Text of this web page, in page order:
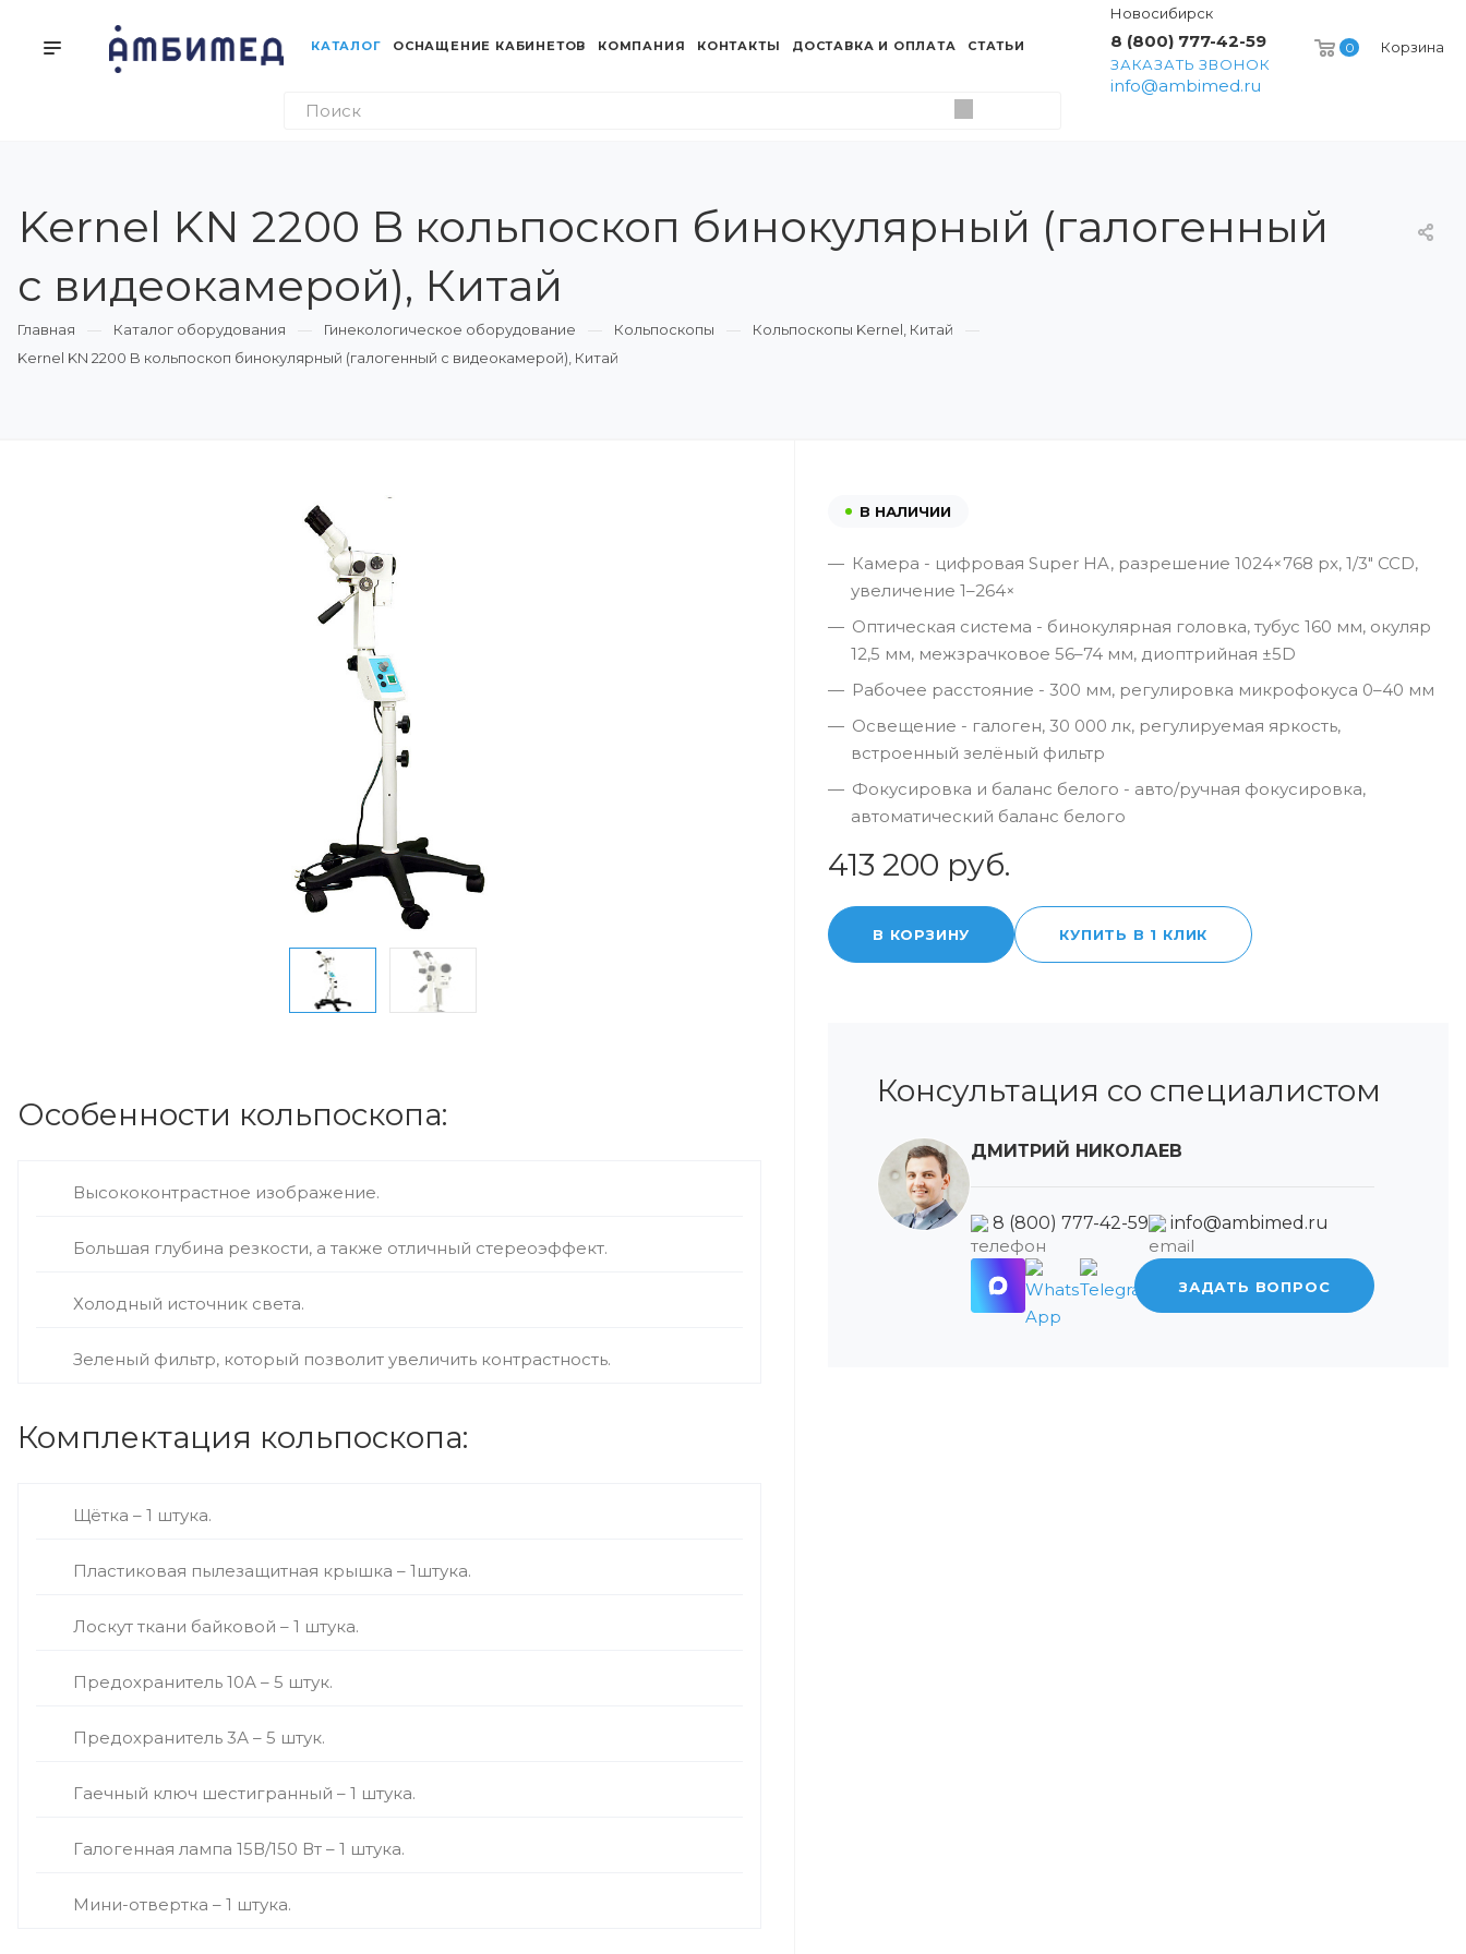
0 Корзина
Новосибирск
8 (800) 777-42-59
ЗАКАЗАТЬ ЗВОНОК
info@ambimed.ru
КАТАЛОГ ОСНАЩЕНИЕ КАБИНЕТОВ КОМПАНИЯ КОНТАКТЫ ДОСТАВКА И ОПЛАТА СТАТЬИ
Kernel KN 2200 B кольпоскоп бинокулярный (галогенный
с видеокамерой), Китай
Главная Каталог оборудования Гинекологическое оборудование Кольпоскопы
Кольпоскопы Kernel, Китай
Kernel KN 2200 B кольпоскоп бинокулярный (галогенный с видеокамерой), Китай
В НАЛИЧИИ
Камера - цифровая Super HA, разрешение 1024×768 px, 1/3" CCD,
увеличение 1–264×
Оптическая система - бинокулярная головка, тубус 160 мм, окуляр
12,5 мм, межзрачковое 56–74 мм, диоптрийная ±5D
Рабочее расстояние - 300 мм, регулировка микрофокуса 0–40 мм
Освещение - галоген, 30 000 лк, регулируемая яркость,
встроенный зелёный фильтр
Фокусировка и баланс белого - авто/ручная фокусировка,
автоматический баланс белого
413 200 руб.
В КОРЗИНУ КУПИТЬ В 1 КЛИК
Консультация со специалистом
ДМИТРИЙ НИКОЛАЕВ
8 (800) 777-42-59 info@ambimed.ru
ЗАДАТЬ ВОПРОС
Особенности кольпоскопа:
Высококонтрастное изображение.
Большая глубина резкости, а также отличный стереоэффект.
Холодный источник света.
Зеленый фильтр, который позволит увеличить контрастность.
Комплектация кольпоскопа:
Щётка – 1 штука.
Пластиковая пылезащитная крышка – 1штука.
Лоскут ткани байковой – 1 штука.
Предохранитель 10А – 5 штук.
Предохранитель 3А – 5 штук.
Гаечный ключ шестигранный – 1 штука.
Галогенная лампа 15В/150 Вт – 1 штука.
Мини-отвертка – 1 штука.